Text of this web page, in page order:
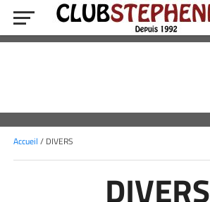
Accueil / DIVERS
DIVERS